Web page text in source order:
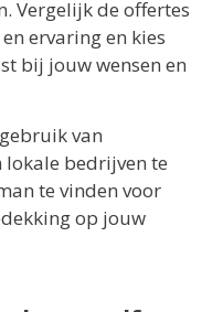
Vergelijk de offertes
ervaring en kies
bij jouw wensen en
van
bedrijven te
te vinden voor
op jouw